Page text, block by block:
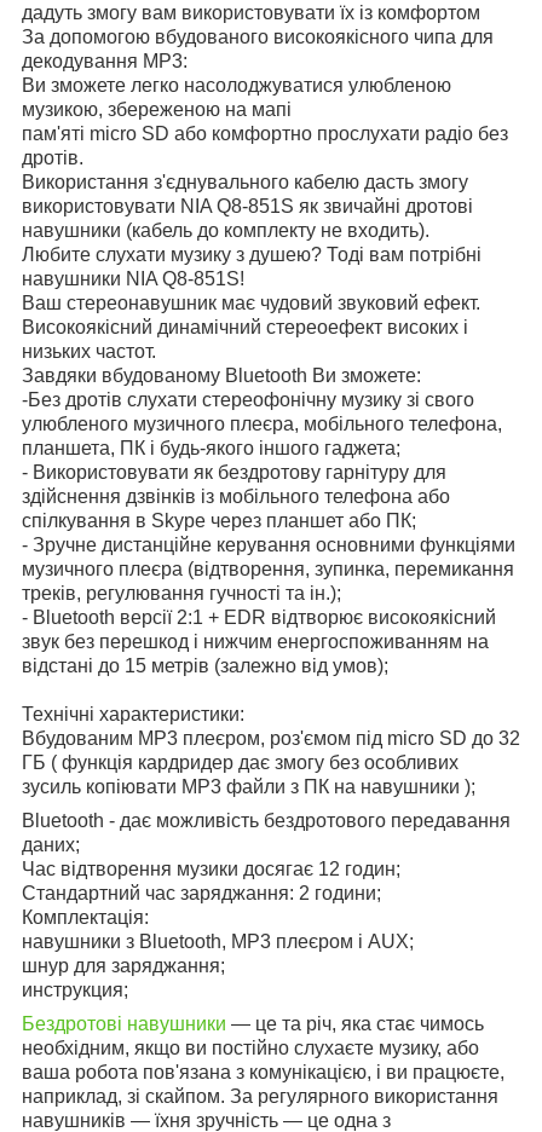
дадуть змогу вам використовувати їх із комфортом
За допомогою вбудованого високоякісного чипа для
декодування MP3:
Ви зможете легко насолоджуватися улюбленою
музикою, збереженою на мапі
пам'яті micro SD або комфортно прослухати радіо без
дротів.
Використання з'єднувального кабелю дасть змогу
використовувати NIA Q8-851S як звичайні дротові
навушники (кабель до комплекту не входить).
Любите слухати музику з душею? Тоді вам потрібні
навушники NIA Q8-851S!
Ваш стереонавушник має чудовий звуковий ефект.
Високоякісний динамічний стереоефект високих і
низьких частот.
Завдяки вбудованому Bluetooth Ви зможете:
-Без дротів слухати стереофонічну музику зі свого
улюбленого музичного плеєра, мобільного телефона,
планшета, ПК і будь-якого іншого гаджета;
- Використовувати як бездротову гарнітуру для
здійснення дзвінків із мобільного телефона або
спілкування в Skype через планшет або ПК;
- Зручне дистанційне керування основними функціями
музичного плеєра (відтворення, зупинка, перемикання
треків, регулювання гучності та ін.);
- Bluetooth версії 2:1 + EDR відтворює високоякісний
звук без перешкод і нижчим енергоспоживанням на
відстані до 15 метрів (залежно від умов);
Технічні характеристики:
Вбудованим MP3 плеєром, роз'ємом під micro SD до 32
ГБ ( функція кардридер дає змогу без особливих
зусиль копіювати MP3 файли з ПК на навушники );
Bluetooth - дає можливість бездротового передавання
даних;
Час відтворення музики досягає 12 годин;
Стандартний час заряджання: 2 години;
Комплектація:
навушники з Bluetooth, МР3 плеєром і AUX;
шнур для заряджання;
инструкция;
Бездротові навушники — це та річ, яка стає чимось
необхідним, якщо ви постійно слухаєте музику, або
ваша робота пов'язана з комунікацією, і ви працюєте,
наприклад, зі скайпом. За регулярного використання
навушників — їхня зручність — це одна з